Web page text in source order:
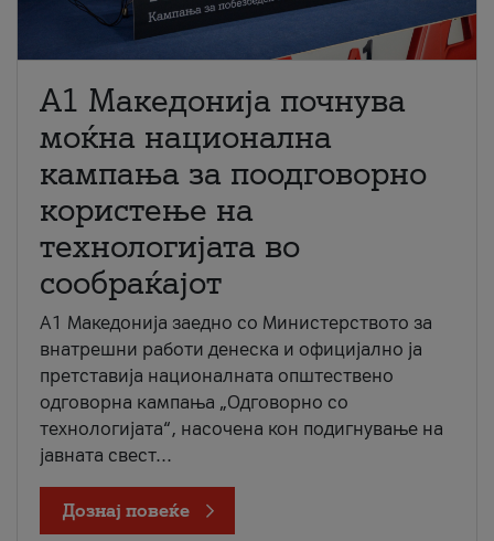
A1 Македонија почнува
моќна национална
кампања за поодговорно
користење на
технологијата во
сообраќајот
A1 Македонија заедно со Министерството за
внатрешни работи денеска и официјално ја
претставија националната општествено
одговорна кампања „Одговорно со
технологијата“, насочена кон подигнување на
јавната свест...
Дознај повеќе